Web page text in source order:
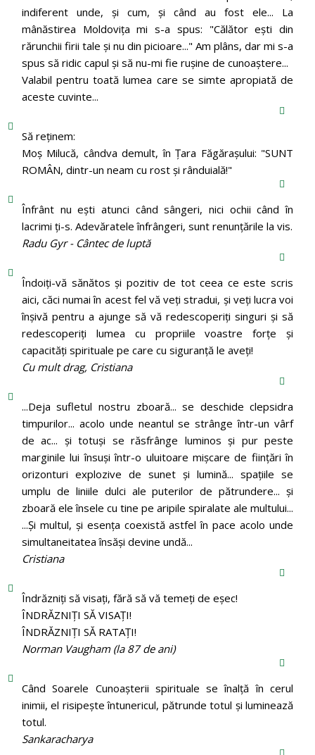
indiferent unde, și cum, și când au fost ele... La
mânăstirea Moldoviţa mi s-a spus: "Călător eşti din
rărunchii firii tale şi nu din picioare..." Am plâns, dar mi s-a
spus să ridic capul şi să nu-mi fie ruşine de cunoaştere...
Valabil pentru toată lumea care se simte apropiată de
aceste cuvinte...
Să reținem:
Moș Milucă, cândva demult, în Ţara Făgăraşului: "SUNT
ROMÂN, dintr-un neam cu rost şi rânduială!"
Înfrânt nu ești atunci când sângeri, nici ochii când în
lacrimi ți-s. Adevăratele înfrângeri, sunt renunțările la vis.
Radu Gyr - Cântec de luptă
Îndoiți-vă sănătos și pozitiv de tot ceea ce este scris
aici, căci numai în acest fel vă veți stradui, și veți lucra voi
înșivă pentru a ajunge să vă redescoperiți singuri și să
redescoperiți lumea cu propriile voastre forțe și
capacități spirituale pe care cu siguranță le aveți!
Cu mult drag, Cristiana
...Deja sufletul nostru zboară... se deschide clepsidra
timpurilor... acolo unde neantul se strânge într-un vârf
de ac... și totuși se răsfrânge luminos și pur peste
marginile lui însuși într-o uluitoare mișcare de ființări în
orizonturi explozive de sunet și lumină... spațiile se
umplu de liniile dulci ale puterilor de pătrundere... și
zboară ele însele cu tine pe aripile spiralate ale multului...
...Și multul, și esența coexistă astfel în pace acolo unde
simultaneitatea însăși devine undă...
Cristiana
Îndrăzniţi să visaţi, fără să vă temeţi de eşec!
ÎNDRĂZNIȚI SĂ VISAȚI!
ÎNDRĂZNIȚI SĂ RATAȚI!
Norman Vaugham (la 87 de ani)
Când Soarele Cunoaşterii spirituale se înalţă în cerul
inimii, el risipeşte întunericul, pătrunde totul şi luminează
totul.
Sankaracharya